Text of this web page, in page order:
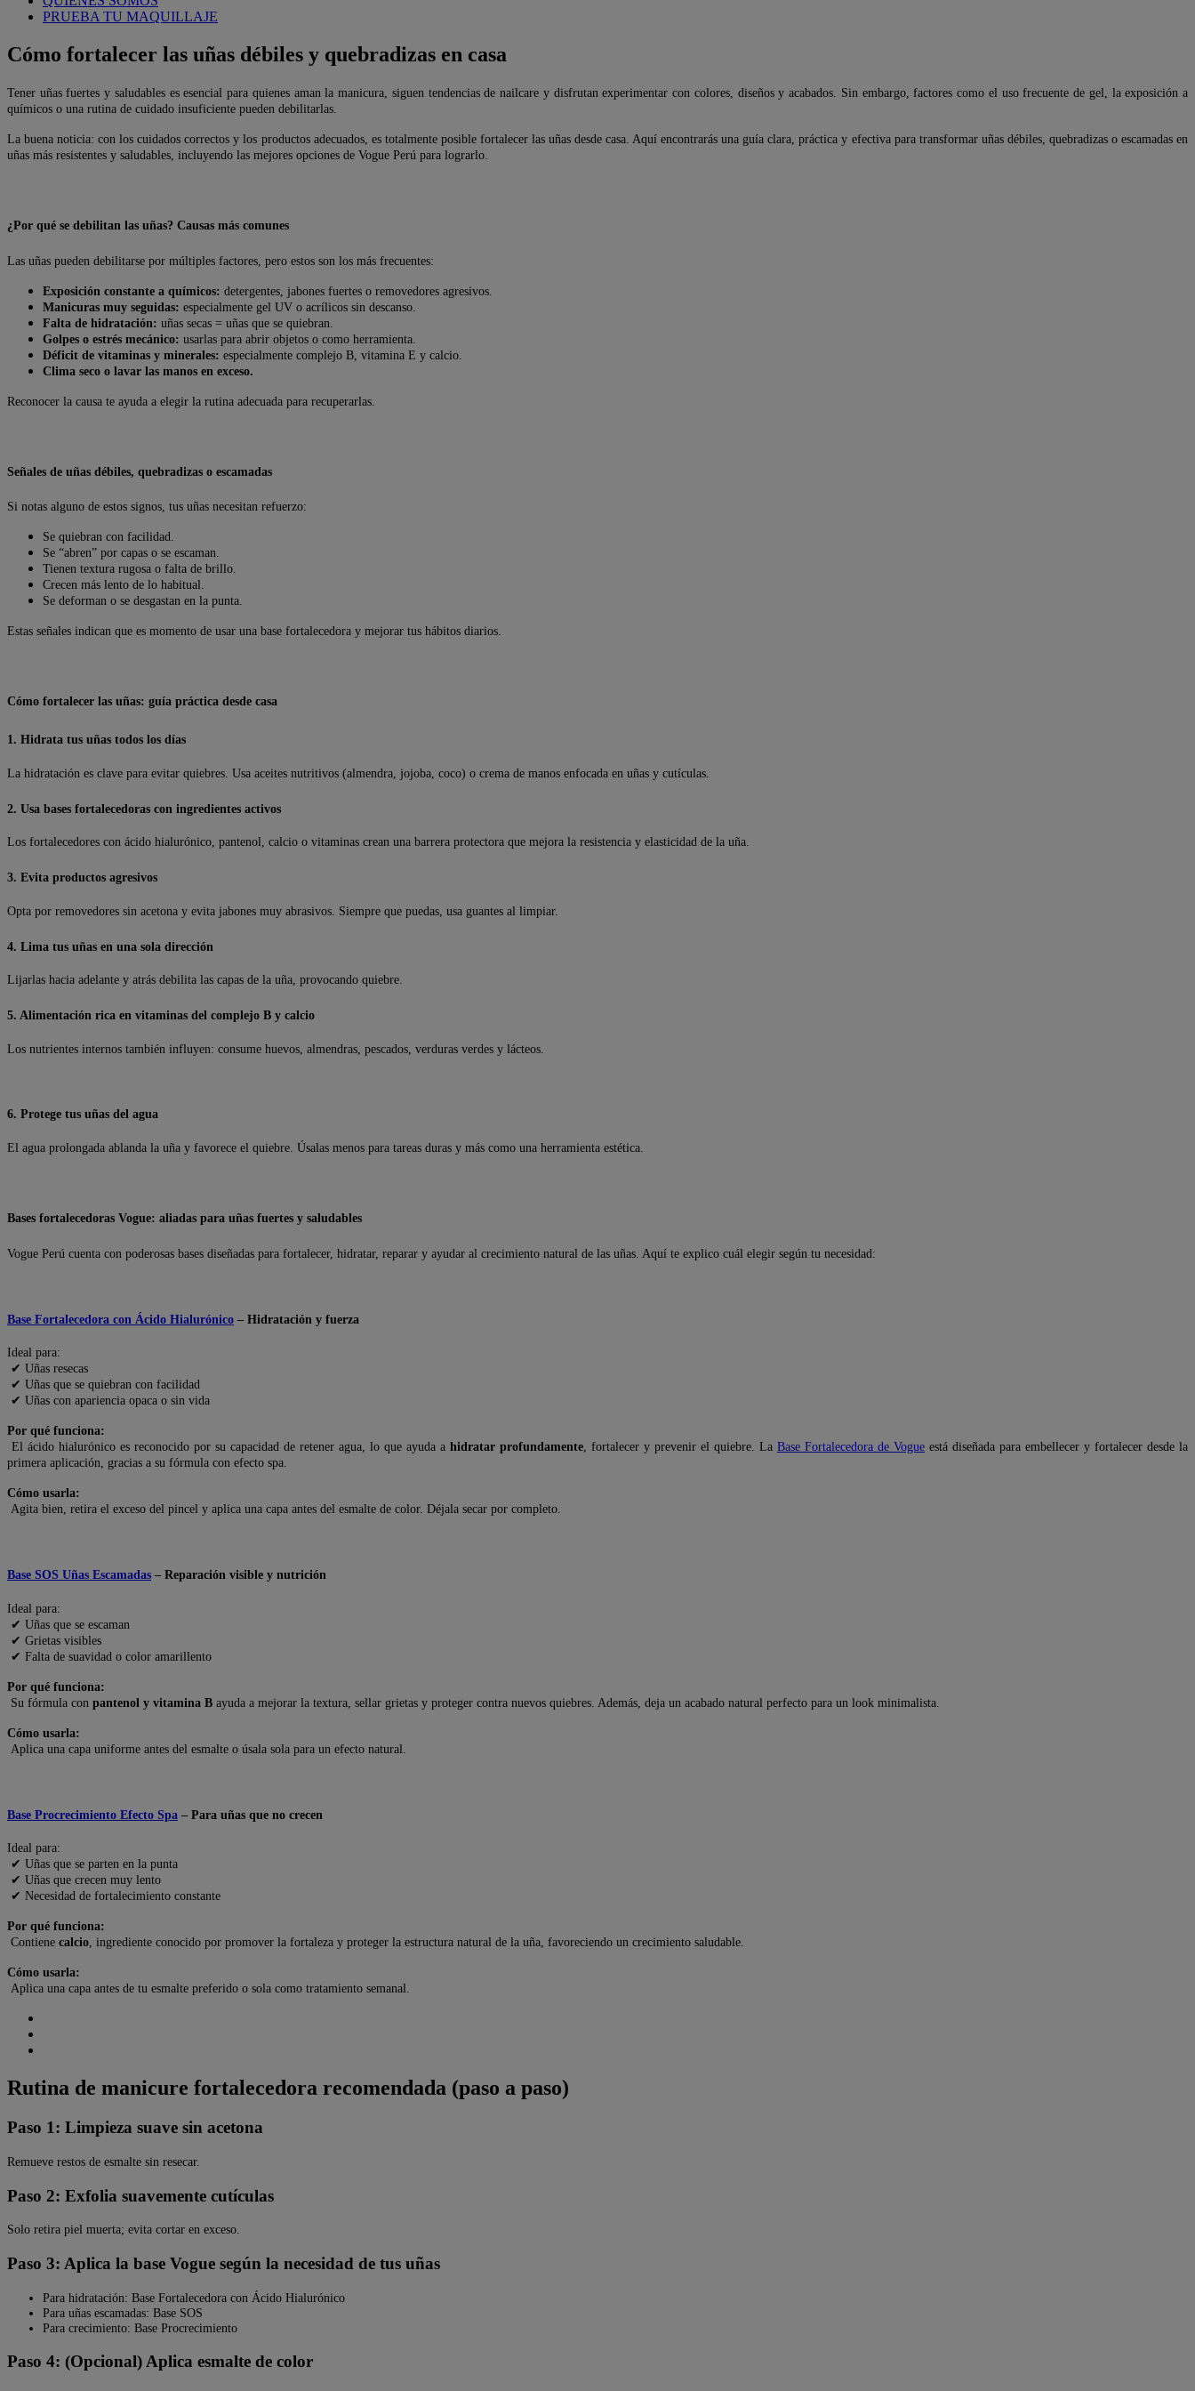
PRUEBA TU MAQUILLAJE
Cómo fortalecer las uñas débiles y quebradizas en casa
Tener uñas fuertes y saludables es esencial para quienes aman la manicura, siguen tendencias de nailcare y disfrutan experimentar con colores, diseños y acabados. Sin embargo, factores como el uso frecuente de gel, la exposición a
químicos o una rutina de cuidado insuficiente pueden debilitarlas.
La buena noticia: con los cuidados correctos y los productos adecuados, es totalmente posible fortalecer las uñas desde casa. Aquí encontrarás una guía clara, práctica y efectiva para transformar uñas débiles, quebradizas o escamadas en
uñas más resistentes y saludables, incluyendo las mejores opciones de Vogue Perú para lograrlo.
¿Por qué se debilitan las uñas? Causas más comunes
Las uñas pueden debilitarse por múltiples factores, pero estos son los más frecuentes:
Exposición constante a químicos: detergentes, jabones fuertes o removedores agresivos.
Manicuras muy seguidas: especialmente gel UV o acrílicos sin descanso.
Falta de hidratación: uñas secas = uñas que se quiebran.
Golpes o estrés mecánico: usarlas para abrir objetos o como herramienta.
Déficit de vitaminas y minerales: especialmente complejo B, vitamina E y calcio.
Clima seco o lavar las manos en exceso.
Reconocer la causa te ayuda a elegir la rutina adecuada para recuperarlas.
Señales de uñas débiles, quebradizas o escamadas
Si notas alguno de estos signos, tus uñas necesitan refuerzo:
Se quiebran con facilidad.
Se “abren” por capas o se escaman.
Tienen textura rugosa o falta de brillo.
Crecen más lento de lo habitual.
Se deforman o se desgastan en la punta.
Estas señales indican que es momento de usar una base fortalecedora y mejorar tus hábitos diarios.
Cómo fortalecer las uñas: guía práctica desde casa
1. Hidrata tus uñas todos los días
La hidratación es clave para evitar quiebres. Usa aceites nutritivos (almendra, jojoba, coco) o crema de manos enfocada en uñas y cutículas.
2. Usa bases fortalecedoras con ingredientes activos
Los fortalecedores con ácido hialurónico, pantenol, calcio o vitaminas crean una barrera protectora que mejora la resistencia y elasticidad de la uña.
3. Evita productos agresivos
Opta por removedores sin acetona y evita jabones muy abrasivos. Siempre que puedas, usa guantes al limpiar.
4. Lima tus uñas en una sola dirección
Lijarlas hacia adelante y atrás debilita las capas de la uña, provocando quiebre.
5. Alimentación rica en vitaminas del complejo B y calcio
Los nutrientes internos también influyen: consume huevos, almendras, pescados, verduras verdes y lácteos.
6. Protege tus uñas del agua
El agua prolongada ablanda la uña y favorece el quiebre. Úsalas menos para tareas duras y más como una herramienta estética.
Bases fortalecedoras Vogue: aliadas para uñas fuertes y saludables
Vogue Perú cuenta con poderosas bases diseñadas para fortalecer, hidratar, reparar y ayudar al crecimiento natural de las uñas. Aquí te explico cuál elegir según tu necesidad:
Base Fortalecedora con Ácido Hialurónico – Hidratación y fuerza
Ideal para:
✔ Uñas resecas
✔ Uñas que se quiebran con facilidad
✔ Uñas con apariencia opaca o sin vida
Por qué funciona:
El ácido hialurónico es reconocido por su capacidad de retener agua, lo que ayuda a hidratar profundamente, fortalecer y prevenir el quiebre. La Base Fortalecedora de Vogue está diseñada para embellecer y fortalecer desde la
primera aplicación, gracias a su fórmula con efecto spa.
Cómo usarla:
Agita bien, retira el exceso del pincel y aplica una capa antes del esmalte de color. Déjala secar por completo.
Base SOS Uñas Escamadas – Reparación visible y nutrición
Ideal para:
✔ Uñas que se escaman
✔ Grietas visibles
✔ Falta de suavidad o color amarillento
Por qué funciona:
Su fórmula con pantenol y vitamina B ayuda a mejorar la textura, sellar grietas y proteger contra nuevos quiebres. Además, deja un acabado natural perfecto para un look minimalista.
Cómo usarla:
Aplica una capa uniforme antes del esmalte o úsala sola para un efecto natural.
Base Procrecimiento Efecto Spa – Para uñas que no crecen
Ideal para:
✔ Uñas que se parten en la punta
✔ Uñas que crecen muy lento
✔ Necesidad de fortalecimiento constante
Por qué funciona:
Contiene calcio, ingrediente conocido por promover la fortaleza y proteger la estructura natural de la uña, favoreciendo un crecimiento saludable.
Cómo usarla:
Aplica una capa antes de tu esmalte preferido o sola como tratamiento semanal.
Rutina de manicure fortalecedora recomendada (paso a paso)
Paso 1: Limpieza suave sin acetona
Remueve restos de esmalte sin resecar.
Paso 2: Exfolia suavemente cutículas
Solo retira piel muerta; evita cortar en exceso.
Paso 3: Aplica la base Vogue según la necesidad de tus uñas
Para hidratación: Base Fortalecedora con Ácido Hialurónico
Para uñas escamadas: Base SOS
Para crecimiento: Base Procrecimiento
Paso 4: (Opcional) Aplica esmalte de color